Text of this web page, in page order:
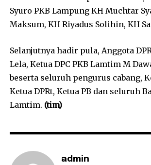
Syuro PKB Lampung KH Muchtar
Maksum, KH Riyadus Solihin, KH
Selanjutnya hadir pula, Anggota
Lela, Ketua DPC PKB Lamtim M
beserta seluruh pengurus cabang,
Ketua DPRt, Ketua PB dan seluruh
Lamtim. (tim)
admin